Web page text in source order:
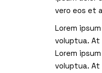
vero eos et
Lorem
voluptua. At
Lorem
voluptua. At